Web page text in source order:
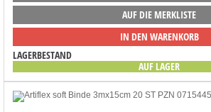
AUF DIE MERKLISTE
IN DEN WARENKORB
LAGERBESTAND
AUF LAGER